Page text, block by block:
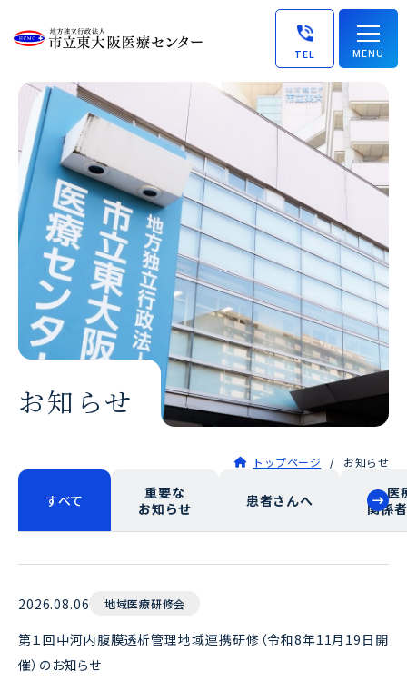
TEL MENU
お知らせ
トップページ お知らせ
すべて
重要な
お知らせ
患者さんへ
医
関係
2026.08.06 地域医療研修会
第１回中河内腹膜透析管理地域連携研修（令和8年11月19日開
催）のお知らせ